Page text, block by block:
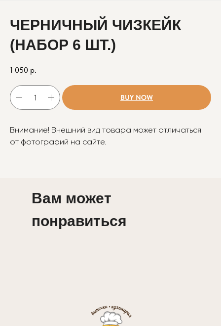
ЧЕРНИЧНЫЙ ЧИЗКЕЙК
(НАБОР 6 ШТ.)
1 050 р.
BUY NOW
Внимание! Внешний вид товара может отличаться
от фотографий на сайте.
Вам может
понравиться